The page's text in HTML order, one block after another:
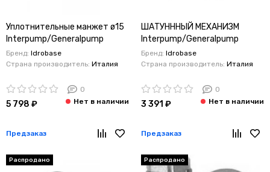
Уплотнительные манжет ø15
Interpump/Generalpump
серии 63
Бренд: Idrobase
Страна производитель: Италия
0
5 798 ₽
Предзаказ
ШАТУНННЫЙ МЕХАНИЗМ
Interpump/Generalpump
серии 47-48 ø20
Бренд: Idrobase
Страна производитель: Италия
0
3 391 ₽
Предзаказ
Распродано Распродано